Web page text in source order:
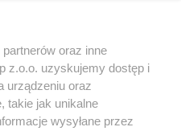
oraz inne
z.o.o. uzyskujemy dostęp i
urządzeniu oraz
takie jak unikalne
wysyłane przez